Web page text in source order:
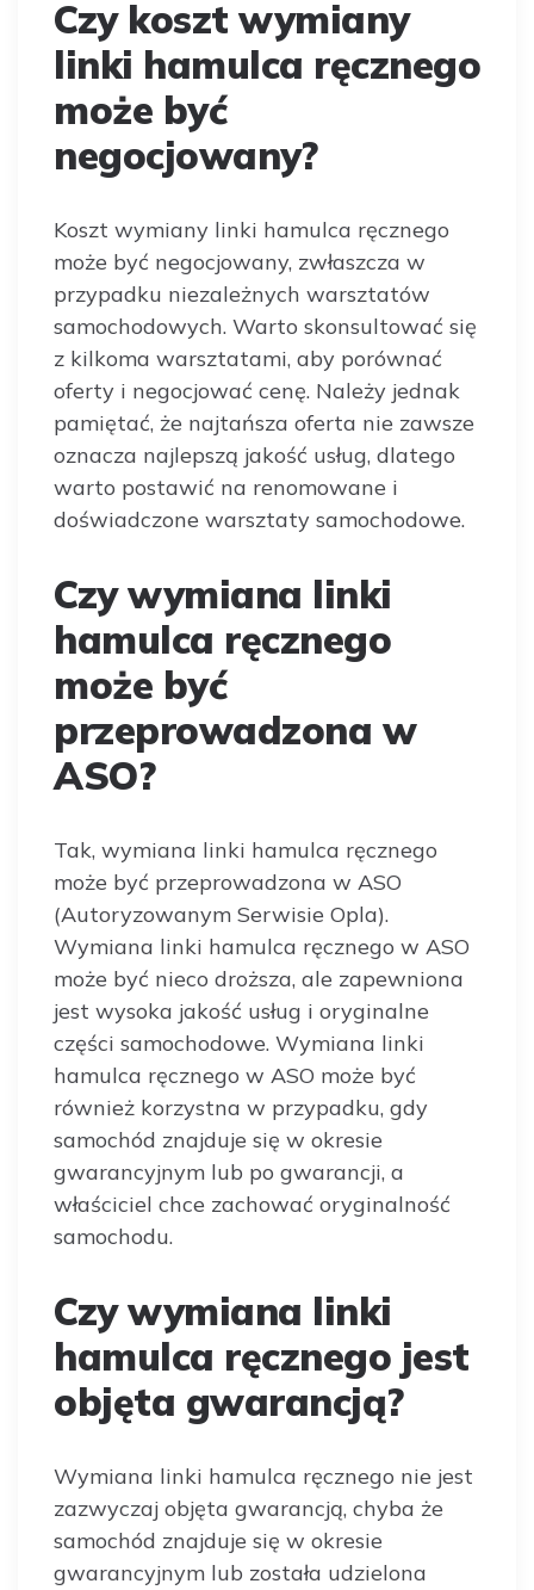
Czy koszt wymiany
linki hamulca ręcznego
może być
negocjowany?
Koszt wymiany linki hamulca ręcznego
może być negocjowany, zwłaszcza w
przypadku niezależnych warsztatów
samochodowych. Warto skonsultować się
z kilkoma warsztatami, aby porównać
oferty i negocjować cenę. Należy jednak
pamiętać, że najtańsza oferta nie zawsze
oznacza najlepszą jakość usług, dlatego
warto postawić na renomowane i
doświadczone warsztaty samochodowe.
Czy wymiana linki
hamulca ręcznego
może być
przeprowadzona w
ASO?
Tak, wymiana linki hamulca ręcznego
może być przeprowadzona w ASO
(Autoryzowanym Serwisie Opla).
Wymiana linki hamulca ręcznego w ASO
może być nieco droższa, ale zapewniona
jest wysoka jakość usług i oryginalne
części samochodowe. Wymiana linki
hamulca ręcznego w ASO może być
również korzystna w przypadku, gdy
samochód znajduje się w okresie
gwarancyjnym lub po gwarancji, a
właściciel chce zachować oryginalność
samochodu.
Czy wymiana linki
hamulca ręcznego jest
objęta gwarancją?
Wymiana linki hamulca ręcznego nie jest
zazwyczaj objęta gwarancją, chyba że
samochód znajduje się w okresie
gwarancyjnym lub została udzielona